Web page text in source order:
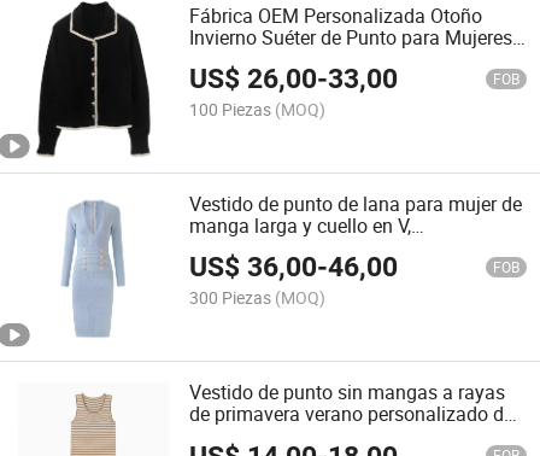
Fábrica OEM Personalizada Otoño
Invierno Suéter de Punto para Mujeres
Cárdigan de Punto
US$26,00-33,00 FOB
100 Piezas (MOQ)
Vestido de punto de lana para mujer de
manga larga y cuello en V,
personalizado por fábrica OEM para
invierno
US$36,00-46,00 FOB
300 Piezas (MOQ)
Vestido de punto sin mangas a rayas
de primavera verano personalizado de